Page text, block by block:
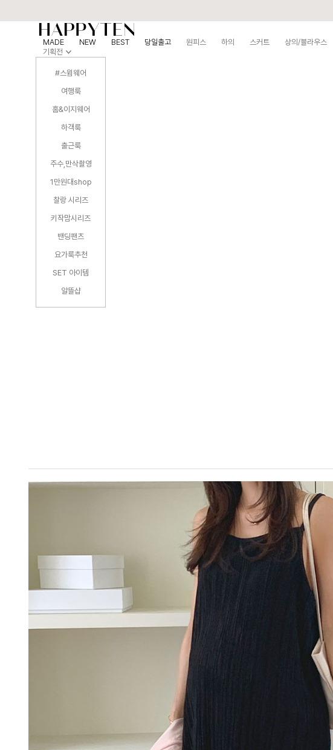
MADE NEW BEST 당일출고 원피스 하의 스커트 상의/블라우스
기획전
#스윔웨어
여행룩
홈&이지웨어
하객룩
출근룩
주수,만삭촬영
1만원대shop
찰랑 시리즈
키작맘시리즈
밴딩팬츠
요가룩추천
SET 아이템
알뜰샵